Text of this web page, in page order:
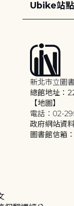
Ubike站
新北市立圖
總館地址：
【地圖】
電話：02-
政府網站資
圖書館信箱